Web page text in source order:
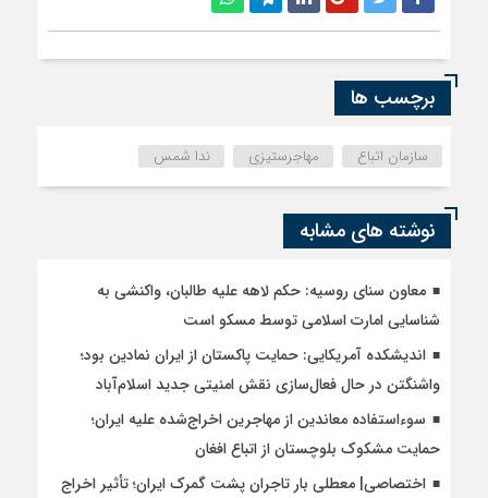
برچسب ها
سازمان اتباع مهاجرستیزی ندا شمس
نوشته های مشابه
معاون سنای روسیه: حکم لاهه علیه طالبان، واکنشی به
شناسایی امارت اسلامی توسط مسکو است
اندیشکده آمریکایی: حمایت پاکستان از ایران نمادین بود؛
واشنگتن در حال فعال‌سازی نقش امنیتی جدید اسلام‌آباد
سوءاستفاده معاندین از مهاجرین اخراج‌شده علیه ایران؛
حمایت مشکوک بلوچستان از اتباع افغان
اختصاصی| معطلی بار تاجران پشت گمرک ایران؛ تأثیر اخراج